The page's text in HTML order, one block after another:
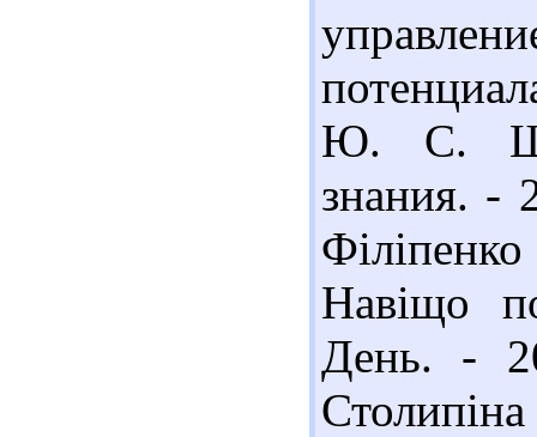
Ю. С.
знания. -
Навіщо
День. -